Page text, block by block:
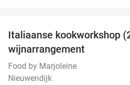
Italiaanse kookworkshop
wijnarrangement
Food by Marjoleine
Nieuwendijk